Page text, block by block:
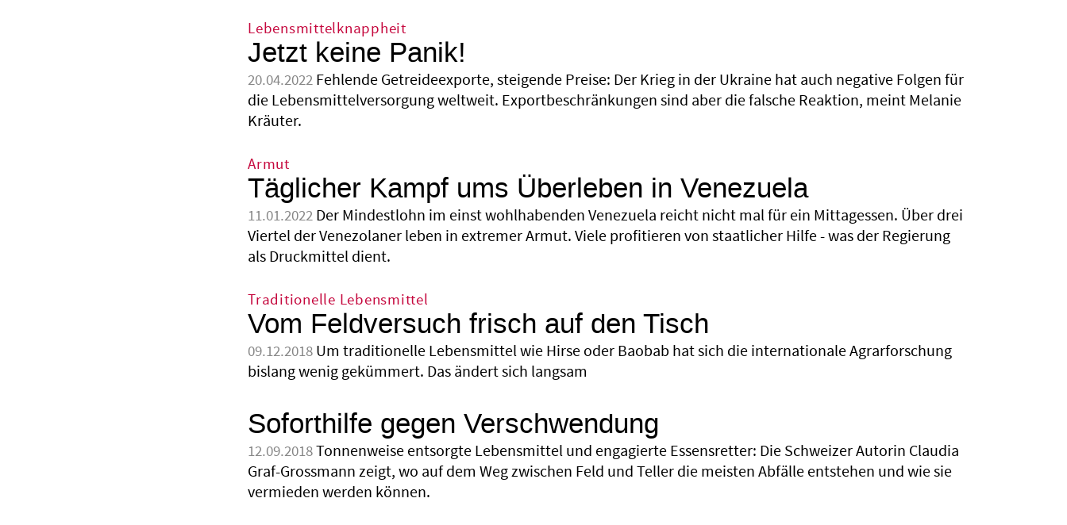
Lebensmittelknappheit
Jetzt keine Panik!
20.04.2022 Fehlende Getreideexporte, steigende Preise: Der Krieg in der Ukraine hat auch negative Folgen für
die Lebensmittelversorgung weltweit. Exportbeschränkungen sind aber die falsche Reaktion, meint Melanie
Kräuter.
Armut
Täglicher Kampf ums Überleben in Venezuela
11.01.2022 Der Mindestlohn im einst wohlhabenden Venezuela reicht nicht mal für ein Mittagessen. Über drei
Viertel der Venezolaner leben in extremer Armut. Viele profitieren von staatlicher Hilfe - was der Regierung
als Druckmittel dient.
Traditionelle Lebensmittel
Vom Feldversuch frisch auf den Tisch
09.12.2018 Um traditionelle Lebensmittel wie Hirse oder Baobab hat sich die internationale Agrarforschung
bislang wenig gekümmert. Das ändert sich langsam
Soforthilfe gegen Verschwendung
12.09.2018Tonnenweise entsorgte Lebensmittel und engagierte Essensretter: Die Schweizer Autorin Claudia
Graf-Grossmann zeigt, wo auf dem Weg zwischen Feld und Teller die meisten Abfälle entstehen und wie sie
vermieden werden können.